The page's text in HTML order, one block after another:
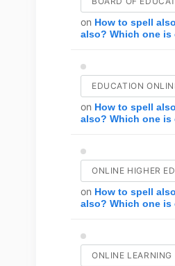
on How to spell
also? Which one is
EDUCATION
on How to spell
also? Which one is
ONLINE HIGHER
on How to spell
also? Which one is
ONLINE LEARNING